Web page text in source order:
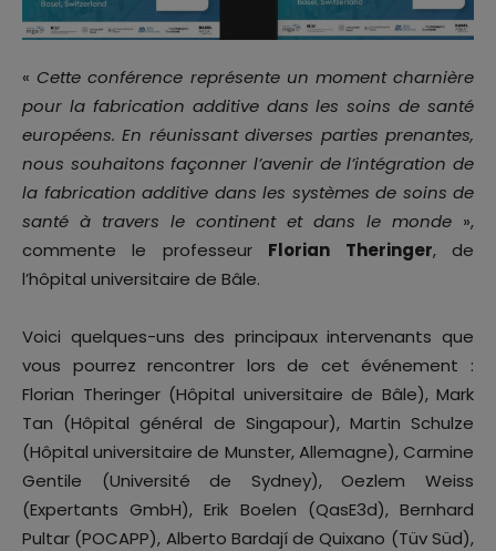
«Cette conférence représente un moment charnière
pour la fabrication additive dans les soins de santé
européens. En réunissant diverses parties prenantes,
nous souhaitons façonner l’avenir de l’intégration de
la fabrication additive dans les systèmes de soins de
santé à travers le continent et dans le monde »,
commente le professeur Florian Theringer, de
l’hôpital universitaire de Bâle.
Voici quelques-uns des principaux intervenants que
vous pourrez rencontrer lors de cet événement :
Florian Theringer (Hôpital universitaire de Bâle), Mark
Tan (Hôpital général de Singapour), Martin Schulze
(Hôpital universitaire de Munster, Allemagne), Carmine
Gentile (Université de Sydney), Oezlem Weiss
(Expertants GmbH), Erik Boelen (QasE3d), Bernhard
Pultar (POCAPP), Alberto Bardají de Quixano (Tüv Süd),